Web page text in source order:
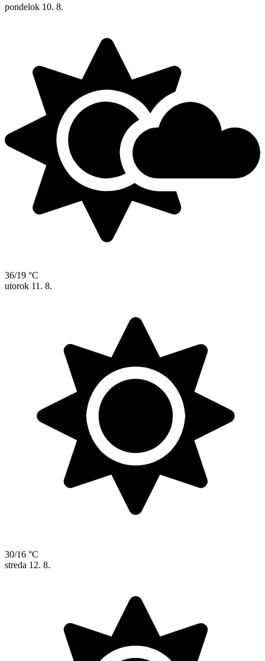
pondelok 10. 8.
36/19 °C
utorok 11. 8.
30/16 °C
streda 12. 8.